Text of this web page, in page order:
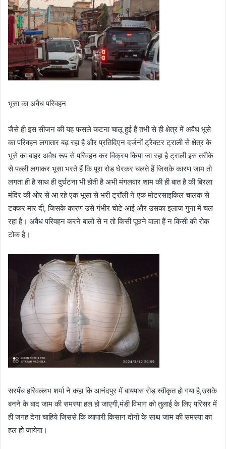
भूसा का अवैध परिवहन
जैसे ही इस सीजन की यह फसले कटना चालू हुई हैं तभी से ही क्षेत्र में अवैध भूसे
का परिवहन लगातार बढ़ रहा है और प्रतिदिएन दर्जनों ट्रैक्टर ट्राली से क्षेत्र के
भूसे का बाहर अवैध रूप से परिवहन कर विक्रय किया जा रहा है ट्राली इस तरीके
से पल्ली लगाकर भूसा भरते हैं कि पूरा रोड घेरकर चलते हैं जिसके कारण जाम तो
लगता ही है साथ ही दुर्घटना भी होती है अभी मंगलवार शाम की ही बात है की बिरला
मंदिर की ओर से आ रहे एक भूसा से भरी ट्रॉली ने एक मोटरसाइकिल चालक से
टक्कर मार दी, जिसके कारण उसे गंभीर चोटे आई और उसका इलाज गुना में चल
रहा है। अवैध परिवहन करने बालो से न तो किसी पूछने वाला हैं न किसी की रोक
टोक है।
सरपँच हरिवल्लभ शर्मा ने कहा कि आनंदपुर में बायपास रोड़ स्वीकृत हो गया है,उसके
बनने के बाद जाम की समस्या हल हो जाएगी,मंडी विभाग को तुलाई के लिए परिसर में
ही जगह देना चाहिये जिससे कि व्यापारी किसान दोनों के साथ जाम की समस्या का
हल हो जायेगा।